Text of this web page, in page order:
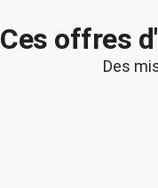
Ces offres
Des